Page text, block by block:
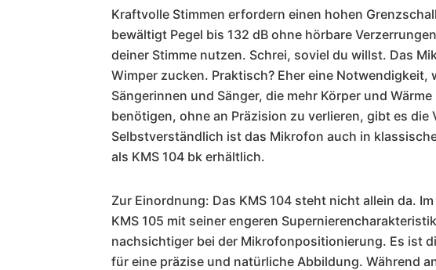
Kraftvolle Stimmen erfordern einen hohen
bewältigt Pegel bis 132 dB ohne hörbare
deiner Stimme nutzen. Schrei, soviel du willst. Das
Wimper zucken. Praktisch? Eher eine Notwendigkeit,
Sängerinnen und Sänger, die mehr Körper und
benötigen, ohne an Präzision zu verlieren, gibt es die
Selbstverständlich ist das Mikrofon auch in
als KMS 104 bk erhältlich.
Zur Einordnung: Das KMS 104 steht nicht allein da.
KMS 105 mit seiner engeren
nachsichtiger bei der Mikrofonpositionierung. Es ist
für eine präzise und natürliche Abbildung. Während